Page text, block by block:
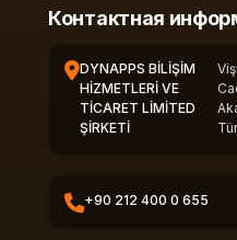
Контактная
DYNAPPS BİLİŞİM
HİZMETLERİ VE
TİCARET LİMİTED
ŞİRKETİ
+90 212 400 0 655